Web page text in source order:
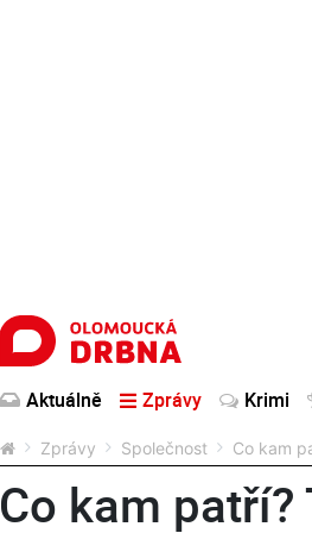
Aktuálně Zprávy Krimi
Zprávy Společnost Co kam
Co kam